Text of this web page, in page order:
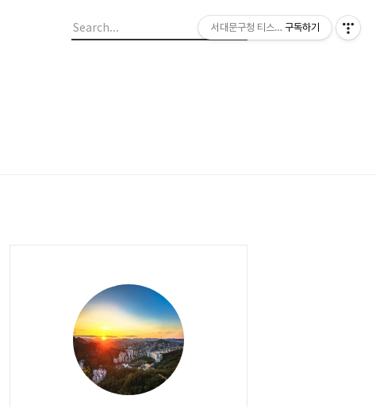
서대문구청 티스토리 블로그
구독하기